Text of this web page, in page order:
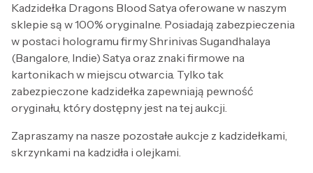
Kadzidełka Dragons Blood Satya oferowane w naszym
sklepie są w 100% oryginalne. Posiadają zabezpieczenia
w postaci hologramu firmy Shrinivas Sugandhalaya
(Bangalore, Indie) Satya oraz znaki firmowe na
kartonikach w miejscu otwarcia. Tylko tak
zabezpieczone kadzidełka zapewniają pewność
oryginału, który dostępny jest na tej aukcji.
Zapraszamy na nasze pozostałe aukcje z kadzidełkami,
skrzynkami na kadzidła i olejkami.